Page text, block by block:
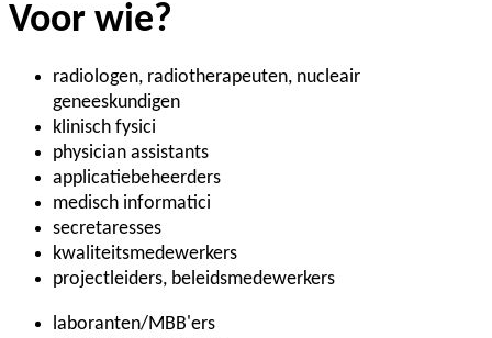
Voor wie?
radiologen, radiotherapeuten, nucleair
geneeskundigen
klinisch fysici
physician assistants
applicatiebeheerders
medisch informatici
secretaresses
kwaliteitsmedewerkers
projectleiders, beleidsmedewerkers
laboranten/MBB'ers